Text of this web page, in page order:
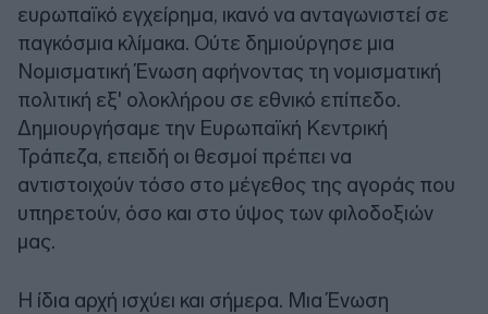
ευρωπαϊκό εγχείρημα, ικανό να ανταγωνιστεί σε
παγκόσμια κλίμακα. Ούτε δημιούργησε μια
Νομισματική Ένωση αφήνοντας τη νομισματική
πολιτική εξ' ολοκλήρου σε εθνικό επίπεδο.
Δημιουργήσαμε την Ευρωπαϊκή Κεντρική
Τράπεζα, επειδή οι θεσμοί πρέπει να
αντιστοιχούν τόσο στο μέγεθος της αγοράς που
υπηρετούν, όσο και στο ύψος των φιλοδοξιών
μας.
Η ίδια αρχή ισχύει και σήμερα. Μια Ένωση